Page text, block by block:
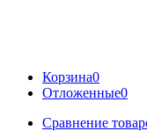
Корзина0
Отложенные0
Сравнение